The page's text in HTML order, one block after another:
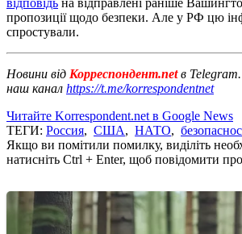
пропозиції щодо безпеки. Але у РФ цю
спростували.
Новини від Корреспондент.netв
наш канал https://t.me/korrespondentnet
Читайте Korrespondent.net в Google News
ТЕГИ: Россия, США, НАТО,
Якщо ви помітили помилку, виділіть
натисніть Ctrl + Enter, щоб повідомити